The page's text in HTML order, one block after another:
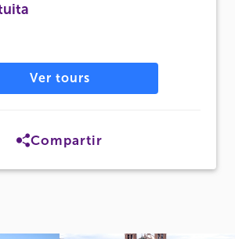
Ver tours
Compartir